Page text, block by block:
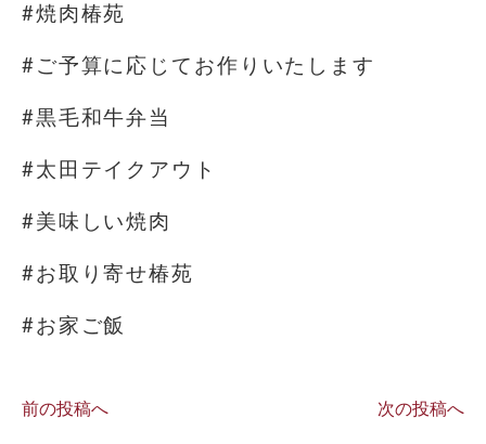
#焼肉椿苑
#ご予算に応じてお作りいたします
#黒毛和牛弁当
#太田テイクアウト
#美味しい焼肉
#お取り寄せ椿苑
#お家ご飯
前の投稿へ 次の投稿へ